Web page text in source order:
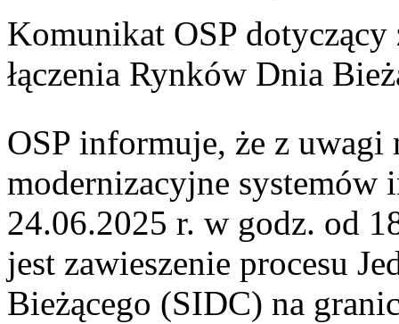
Komunikat OSP dotyczący
łączenia Rynków Dnia
OSP informuje, że z uwagi
modernizacyjne
24.06.2025 r. w godz. od
jest zawieszenie procesu
Bieżącego (SIDC) na